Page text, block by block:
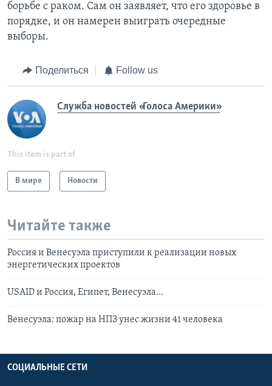
борьбе с раком. Сам он заявляет, что его здоровье в
порядке, и он намерен выиграть очередные
выборы.
Поделиться Follow us
Служба новостей «Голоса Америки»
This item is part of
В мире Новости
Читайте также
Россия и Венесуэла приступили к реализации новых
энергетических проектов
USAID и Россия, Египет, Венесуэла…
Венесуэла: пожар на НПЗ унес жизни 41 человека
СОЦИАЛЬНЫЕ СЕТИ